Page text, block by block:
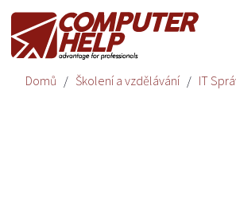
Domů Školení a vzdělávání IT